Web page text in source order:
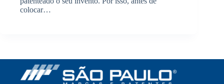
colocar…